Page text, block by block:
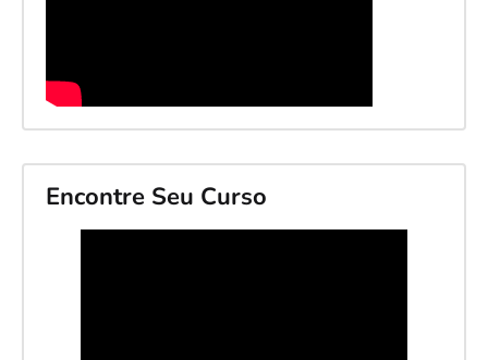
Encontre Seu Curso